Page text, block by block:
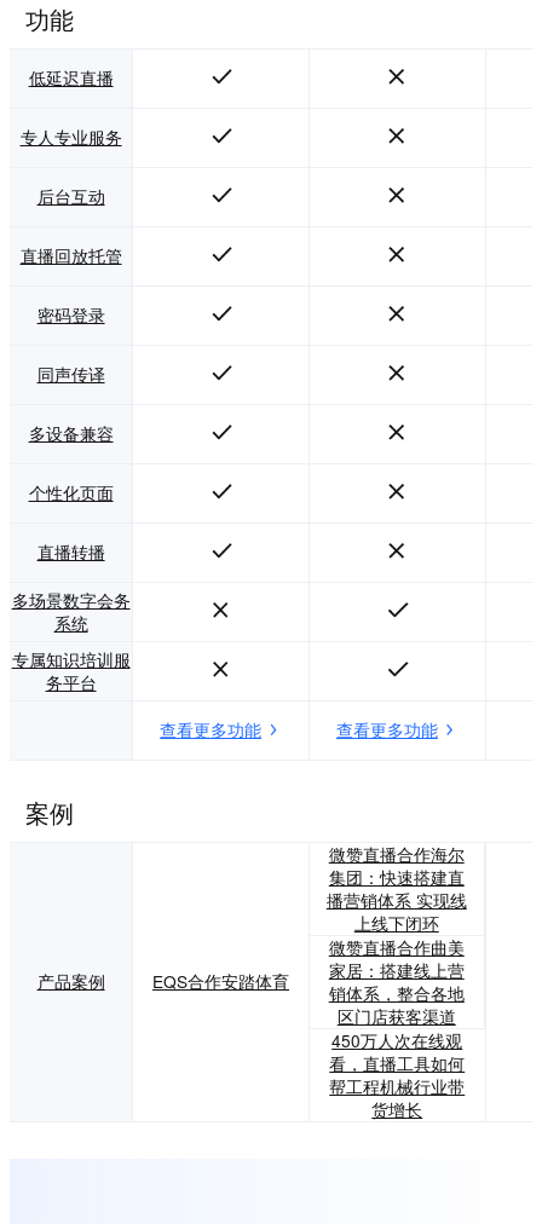
功能
低延迟直播
专人专业服务
后台互动
直播回放托管
密码登录
同声传译
多设备兼容
个性化页面
直播转播
多场景数字会务
系统
专属知识培训服
务平台
查看更多功能
查看更多功能
案例
产品案例 EQS合作安踏体育
微赞直播合作海尔
集团：快速搭建直
播营销体系 实现线
上线下闭环
微赞直播合作曲美
家居：搭建线上营
销体系，整合各地
区门店获客渠道
450万人次在线观
看，直播工具如何
帮工程机械行业带
货增长